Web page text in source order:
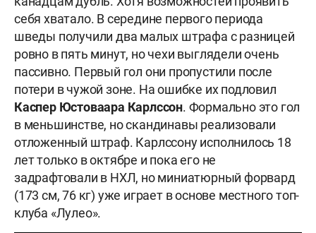
себя хватало. В середине первого периода
шведы получили два малых штрафа с разницей
ровно в пять минут, но чехи выглядели очень
пассивно. Первый гол они пропустили после
потери в чужой зоне. На ошибке их подловил
Каспер Юстоваара Карлссон. Формально это гол
в меньшинстве, но скандинавы реализовали
отложенный штраф. Карлссону исполнилось 18
лет только в октябре и пока его не
задрафтовали в НХЛ, но миниатюрный форвард
(173 см, 76 кг) уже играет в основе местного топ-
клуба «Лулео».